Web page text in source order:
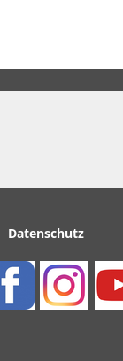
Datenschutz